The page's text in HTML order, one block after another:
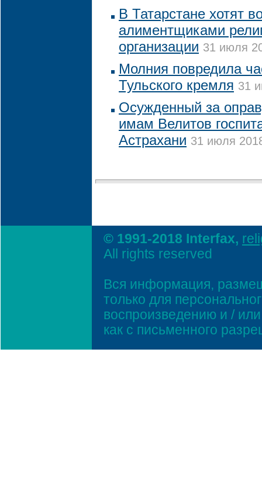
В Татарстане хотят
алиментщиками
организации 31 июля
Молния повредила
Тульского кремля 31
Осужденный за
имам Велитов
Астрахани 31 июля
© 1991-2018 Interfax,
All rights reserved
Вся информация,
только для
воспроизведению и /
как с письменного